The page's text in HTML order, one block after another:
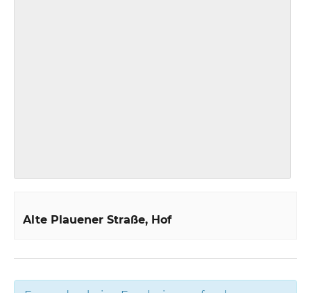
Alte Plauener Straße Hof